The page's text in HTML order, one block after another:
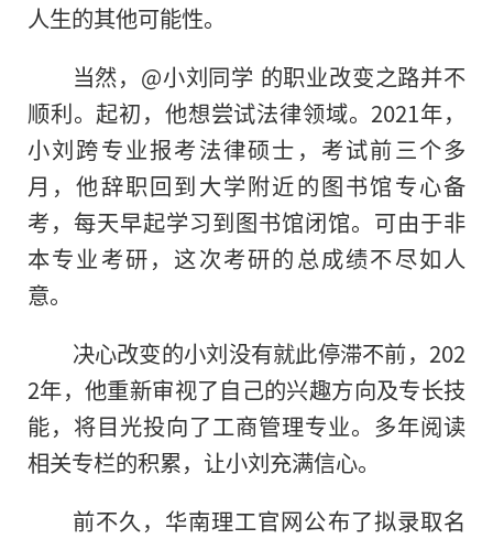
人生的其他可能性。
当然，@小刘同学 的职业改变之路并不
顺利。起初，他想尝试法律领域。2021年，
小刘跨专业报考法律硕士，考试前三个多
月，他辞职回到大学附近的图书馆专心备
考，每天早起学习到图书馆闭馆。可由于非
本专业考研，这次考研的总成绩不尽如人
意。
决心改变的小刘没有就此停滞不前，202
2年，他重新审视了自己的兴趣方向及专长技
能，将目光投向了工商管理专业。多年阅读
相关专栏的积累，让小刘充满信心。
前不久，华南理工官网公布了拟录取名